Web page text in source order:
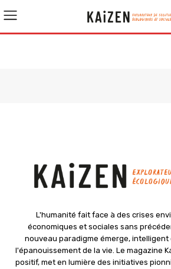
L'humanité fait face à des crises
économiques et sociales sans
nouveau paradigme émerge,
l'épanouissement de la vie. Le magazine
positif, met en lumière des initiatives